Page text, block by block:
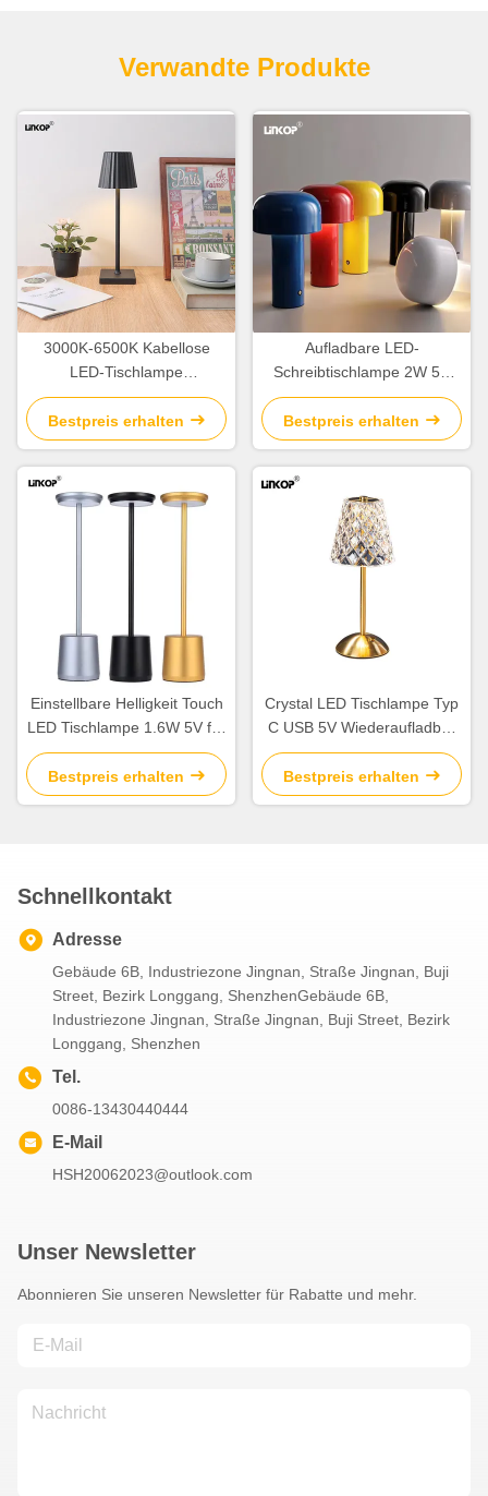
Verwandte Produkte
3000K-6500K Kabellose
LED-Tischlampe
Berührungsteuerung
Tragbarer Augenschutz
Bestpreis erhalten
Aufladbare LED-
Schreibtischlampe 2W 5V
3000K 4500K 6000K LED-
Schreibtischlampe
Bestpreis erhalten
Einstellbare Helligkeit Touch
LED Tischlampe 1.6W 5V für
Zuhause / Büro
Bestpreis erhalten
Crystal LED Tischlampe Typ
C USB 5V Wiederaufladbar
Touch Drei-Farben-
Tischlampe
Bestpreis erhalten
Schnellkontakt
Adresse
Gebäude 6B, Industriezone Jingnan, Straße Jingnan, Buji
Street, Bezirk Longgang, ShenzhenGebäude 6B,
Industriezone Jingnan, Straße Jingnan, Buji Street, Bezirk
Longgang, Shenzhen
Tel.
0086-13430440444
E-Mail
HSH20062023@outlook.com
Unser Newsletter
Abonnieren Sie unseren Newsletter für Rabatte und mehr.